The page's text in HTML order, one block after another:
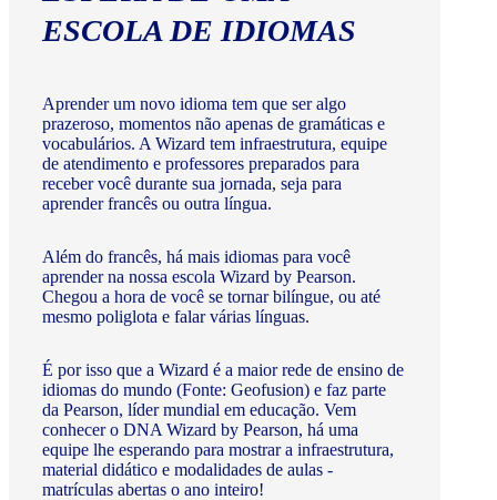
ESCOLA DE IDIOMAS
Aprender um novo idioma tem que ser algo
prazeroso, momentos não apenas de gramáticas e
vocabulários. A Wizard tem infraestrutura, equipe
de atendimento e professores preparados para
receber você durante sua jornada, seja para
aprender francês ou outra língua.
Além do francês, há mais idiomas para você
aprender na nossa escola Wizard by Pearson.
Chegou a hora de você se tornar bilíngue, ou até
mesmo poliglota e falar várias línguas.
É por isso que a Wizard é a maior rede de ensino de
idiomas do mundo (Fonte: Geofusion) e faz parte
da Pearson, líder mundial em educação. Vem
conhecer o DNA Wizard by Pearson, há uma
equipe lhe esperando para mostrar a infraestrutura,
material didático e modalidades de aulas -
matrículas abertas o ano inteiro!